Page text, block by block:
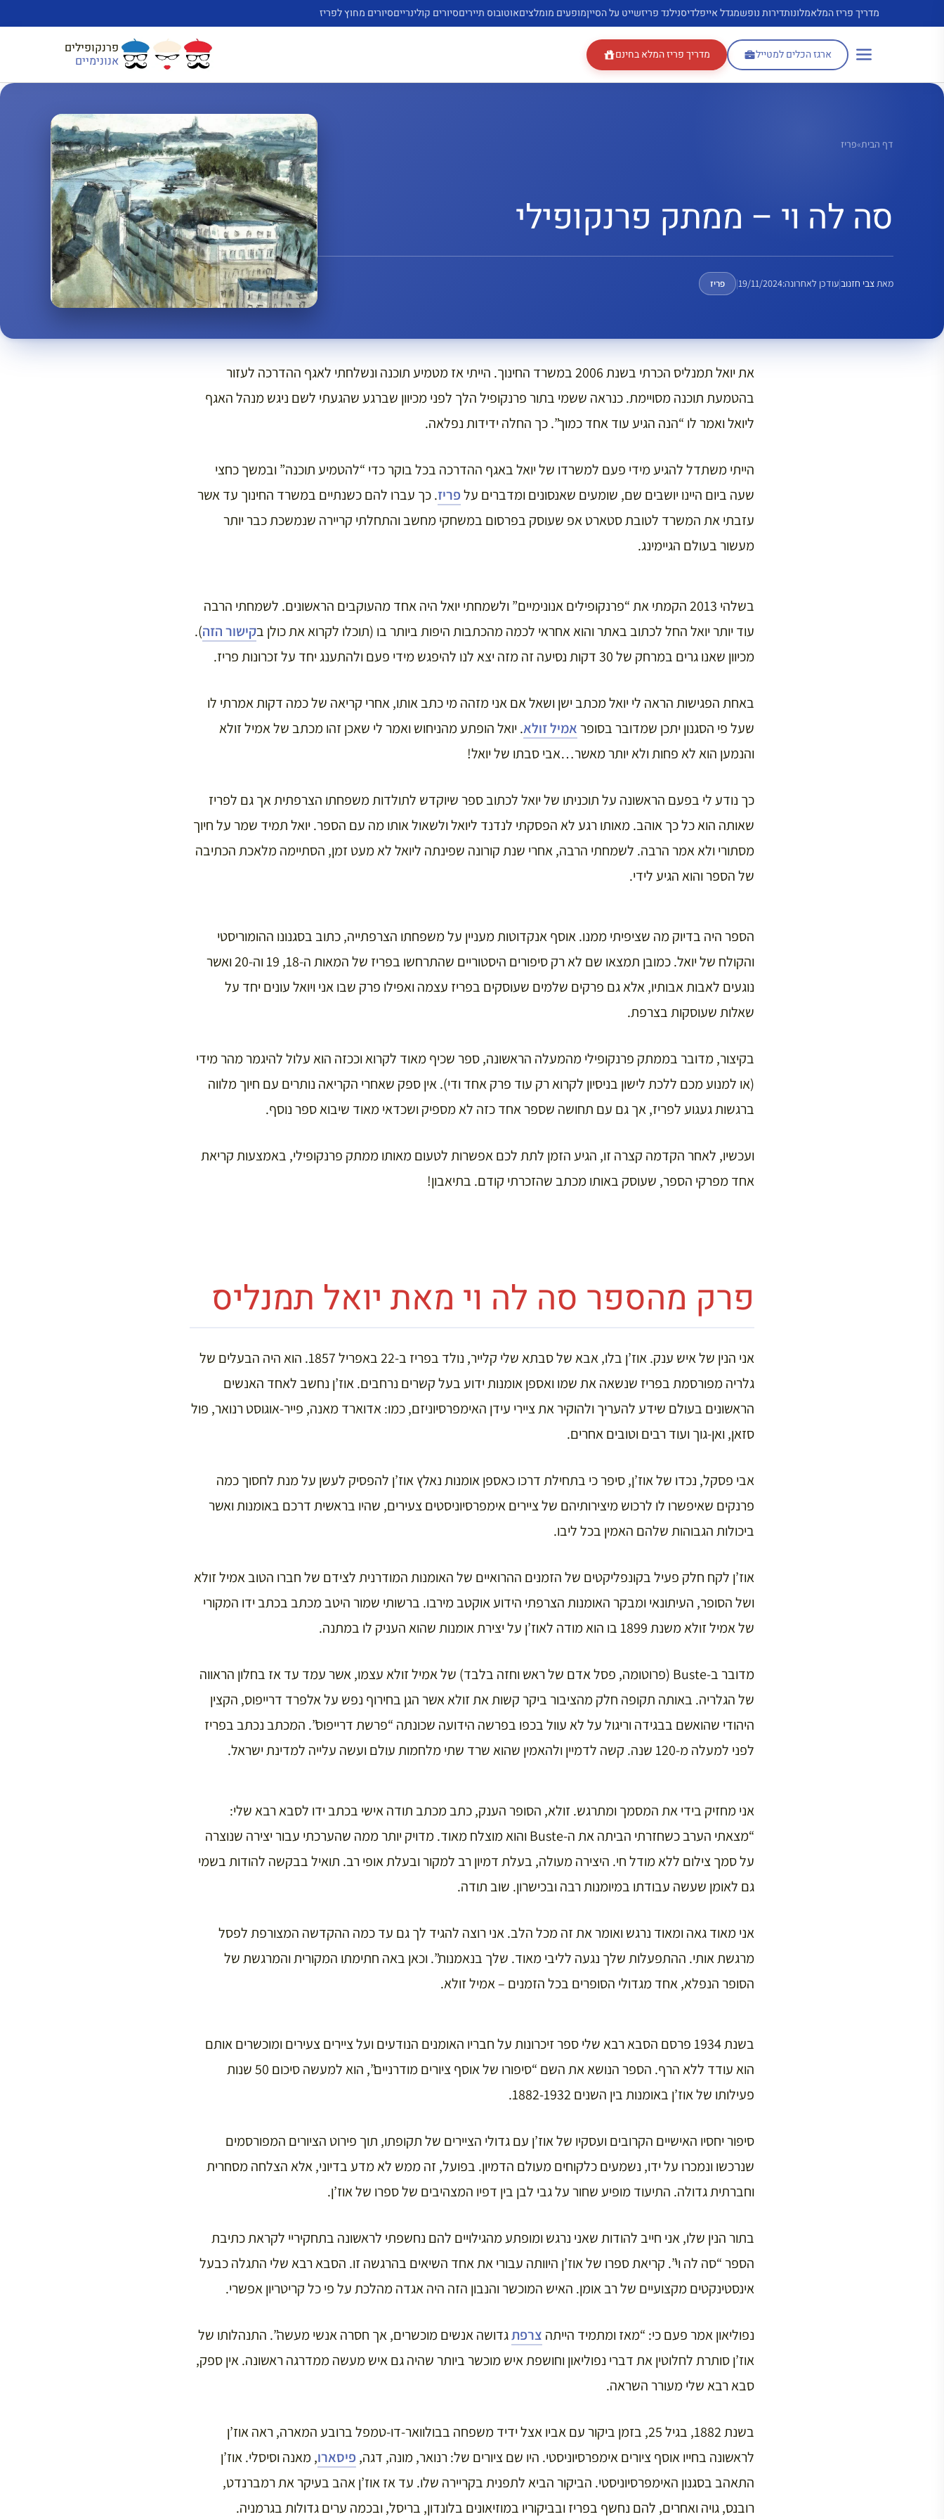
מדריך פריז המלאמלונותדירות נופשמגדל אייפלדיסנילנד פריזשייט על הסייןמופעים מומלציםאוטובוס תייריםסיורים קולינרייםסיורים מחוץ לפריז
ארגז הכלים למטייל מדריך פריז המלא בחינם פרנקופילים
אנונימיים
דף הבית»פריז
סה לה וי – ממתק פרנקופילי
מאתצבי חזנוב|עודכן לאחרונה:19/11/2024
| פריז
את יואל תמנליס הכרתי בשנת 2006 במשרד החינוך. הייתי אז מטמיע תוכנה ונשלחתי לאגף ההדרכה לעזור
בהטמעת תוכנה מסויימת. כנראה ששמי בתור פרנקופיל הלך לפני מכיוון שברגע שהגעתי לשם ניגש מנהל האגף
ליואל ואמר לו “הנה הגיע עוד אחד כמוך”. כך החלה ידידות נפלאה.
הייתי משתדל להגיע מידי פעם למשרדו של יואל באגף ההדרכה בכל בוקר כדי “להטמיע תוכנה” ובמשך כחצי
שעה ביום היינו יושבים שם, שומעים שאנסונים ומדברים עלפריז. כך עברו להם כשנתיים במשרד החינוך עד אשר
עזבתי את המשרד לטובת סטארט אפ שעוסק בפרסום במשחקי מחשב והתחלתי קריירה שנמשכת כבר יותר
מעשור בעולם הגיימינג.
בשלהי 2013 הקמתי את “פרנקופילים אנונימיים” ולשמחתי יואל היה אחד מהעוקבים הראשונים. לשמחתי הרבה
עוד יותר יואל החל לכתוב באתר והוא אחראי לכמה מהכתבות היפות ביותר בו (תוכלו לקרוא את כולן בקישור הזה).
מכיוון שאנו גרים במרחק של 30 דקות נסיעה זה מזה יצא לנו להיפגש מידי פעם ולהתענג יחד על זכרונות פריז.
באחת הפגישות הראה לי יואל מכתב ישן ושאל אם אני מזהה מי כתב אותו, אחרי קריאה של כמה דקות אמרתי לו
שעל פי הסגנון יתכן שמדובר בסופראמיל זולא. יואל הופתע מהניחוש ואמר לי שאכן זהו מכתב של אמיל זולא
והנמען הוא לא פחות ולא יותר מאשר…אבי סבתו של יואל!
כך נודע לי בפעם הראשונה על תוכניתו של יואל לכתוב ספר שיוקדש לתולדות משפחתו הצרפתית אך גם לפריז
שאותה הוא כל כך אוהב. מאותו רגע לא הפסקתי לנדנד ליואל ולשאול אותו מה עם הספר. יואל תמיד שמר על חיוך
מסתורי ולא אמר הרבה. לשמחתי הרבה, אחרי שנת קורונה שפינתה ליואל לא מעט זמן, הסתיימה מלאכת הכתיבה
של הספר והוא הגיע לידי.
הספר היה בדיוק מה שציפיתי ממנו. אוסף אנקדוטות מעניין על משפחתו הצרפתייה, כתוב בסגנונו ההומוריסטי
והקולח של יואל. כמובן תמצאו שם לא רק סיפורים היסטוריים שהתרחשו בפריז של המאות ה-18, 19 וה-20 ואשר
נוגעים לאבות אבותיו, אלא גם פרקים שלמים שעוסקים בפריז עצמה ואפילו פרק שבו אני ויואל עונים יחד על
שאלות שעוסקות בצרפת.
בקיצור, מדובר בממתק פרנקופילי מהמעלה הראשונה, ספר שכיף מאוד לקרוא וככזה הוא עלול להיגמר מהר מידי
(או למנוע מכם ללכת לישון בניסיון לקרוא רק עוד פרק אחד ודי). אין ספק שאחרי הקריאה נותרים עם חיוך מלווה
ברגשות געגוע לפריז, אך גם עם תחושה שספר אחד כזה לא מספיק ושכדאי מאוד שיבוא ספר נוסף.
ועכשיו, לאחר הקדמה קצרה זו, הגיע הזמן לתת לכם אפשרות לטעום מאותו ממתק פרנקופילי, באמצעות קריאת
אחד מפרקי הספר, שעוסק באותו מכתב שהזכרתי קודם. בתיאבון!
פרק מהספר סה לה וי מאת יואל תמנליס
אני הנין של איש ענק. אוז’ן בלו, אבא של סבתא שלי קלייר, נולד בפריז ב-22 באפריל 1857. הוא היה הבעלים של
גלריה מפורסמת בפריז שנשאה את שמו ואספן אומנות ידוע בעל קשרים נרחבים. אוז’ן נחשב לאחד האנשים
הראשונים בעולם שידע להעריך ולהוקיר את ציירי עידן האימפרסיוניזם, כמו: אדוארד מאנה, פייר-אוגוסט רנואר, פול
סזאן, ואן-גוך ועוד רבים וטובים אחרים.
אבי פסקל, נכדו של אוז’ן, סיפר כי בתחילת דרכו כאספן אומנות נאלץ אוז’ן להפסיק לעשן על מנת לחסוך כמה
פרנקים שאיפשרו לו לרכוש מיצירותיהם של ציירים אימפרסיוניסטים צעירים, שהיו בראשית דרכם באומנות ואשר
ביכולות הגבוהות שלהם האמין בכל ליבו.
אוז’ן לקח חלק פעיל בקונפליקטים של הזמנים ההרואיים של האומנות המודרנית לצידם של חברו הטוב אמיל זולא
ושל הסופר, העיתונאי ומבקר האומנות הצרפתי הידוע אוקטב מירבו. ברשותי שמור היטב מכתב בכתב ידו המקורי
של אמיל זולא משנת 1899 בו הוא מודה לאוז’ן על יצירת אומנות שהוא העניק לו במתנה.
מדובר ב-Buste (פרוטומה, פסל אדם של ראש וחזה בלבד) של אמיל זולא עצמו, אשר עמד עד אז בחלון הראווה
של הגלריה. באותה תקופה חלק מהציבור ביקר קשות את זולא אשר הגן בחירוף נפש על אלפרד דרייפוס, הקצין
היהודי שהואשם בבגידה וריגול על לא עוול בכפו בפרשה הידועה שכונתה “פרשת דרייפוס”. המכתב נכתב בפריז
לפני למעלה מ-120 שנה. קשה לדמיין ולהאמין שהוא שרד שתי מלחמות עולם ועשה עלייה למדינת ישראל.
אני מחזיק בידי את המסמך ומתרגש. זולא, הסופר הענק, כתב מכתב תודה אישי בכתב ידו לסבא רבא שלי:
“מצאתי הערב כשחזרתי הביתה את ה-Buste והוא מוצלח מאוד. מדויק יותר ממה שהערכתי עבור יצירה שנוצרה
על סמך צילום ללא מודל חי. היצירה מעולה, בעלת דמיון רב למקור ובעלת אופי רב. תואיל בבקשה להודות בשמי
גם לאומן שעשה עבודתו במיומנות רבה ובכישרון. שוב תודה.
אני מאוד גאה ומאוד נרגש ואומר את זה מכל הלב. אני רוצה להגיד לך גם עד כמה ההקדשה המצורפת לפסל
מרגשת אותי. ההתפעלות שלך נגעה לליבי מאוד. שלך בנאמנות”. וכאן באה חתימתו המקורית והמרגשת של
הסופר הנפלא, אחד מגדולי הסופרים בכל הזמנים – אמיל זולא.
בשנת 1934 פרסם הסבא רבא שלי ספר זיכרונות על חבריו האומנים הנודעים ועל ציירים צעירים ומוכשרים אותם
הוא עודד ללא הרף. הספר הנושא את השם “סיפורו של אוסף ציורים מודרניים”, הוא למעשה סיכום 50 שנות
פעילותו של אוז’ן באומנות בין השנים 1882-1932.
סיפור יחסיו האישיים הקרובים ועסקיו של אוז’ן עם גדולי הציירים של תקופתו, תוך פירוט הציורים המפורסמים
שנרכשו ונמכרו על ידו, נשמעים כלקוחים מעולם הדמיון. בפועל, זה ממש לא מדע בדיוני, אלא הצלחה מסחרית
וחברתית גדולה. התיעוד מופיע שחור על גבי לבן בין דפיו המצהיבים של ספרו של אוז’ן.
בתור הנין שלו, אני חייב להודות שאני נרגש ומופתע מהגילויים להם נחשפתי לראשונה בתחקיריי לקראת כתיבת
הספר “סה לה וי”. קריאת ספרו של אוז’ן היוותה עבורי את אחד השיאים בהרגשה זו. הסבא רבא שלי התגלה כבעל
אינסטינקטים מקצועיים של רב אומן. האיש המוכשר והנבון הזה היה אגדה מהלכת על פי כל קריטריון אפשרי.
נפוליאון אמר פעם כי: “מאז ומתמיד הייתה צרפתגדושה אנשים מוכשרים, אך חסרה אנשי מעשה”. התנהלותו של
אוז’ן סותרת לחלוטין את דברי נפוליאון וחושפת איש מוכשר ביותר שהיה גם איש מעשה ממדרגה ראשונה. אין ספק,
סבא רבא שלי מעורר השראה.
בשנת 1882, בגיל 25, בזמן ביקור עם אביו אצל ידיד משפחה בבולוואר-דו-טמפל ברובע המארה, ראה אוז’ן
לראשונה בחייו אוסף ציורים אימפרסיוניסטי. היו שם ציורים של: רנואר, מונה, דגה, פיסארו, מאנה וסיסלי. אוז’ן
התאהב בסגנון האימפרסיוניסטי. הביקור הביא לתפנית בקריירה שלו. עד אז אוז’ן אהב בעיקר את רמברנדט,
רובנס, גויה ואחרים, להם נחשף בפריז ובביקוריו במוזיאונים בלונדון, בריסל, ובכמה ערים גדולות בגרמניה.